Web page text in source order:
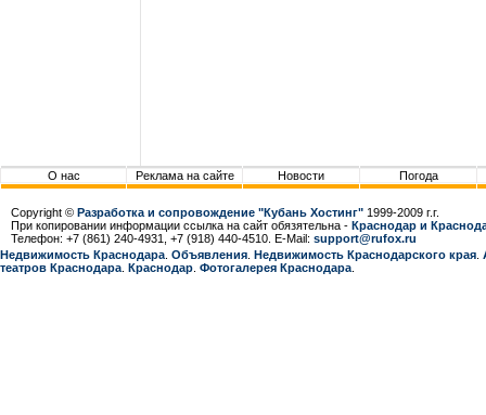
О нас Реклама на сайте Новости Погода
Copyright © Разработка и сопровождение "Кубань Хостинг" 1999-2009 г.г.
При копировании информации ссылка на сайт обязятельна - Краснодар и
Телефон: +7 (861) 240-4931, +7 (918) 440-4510. E-Mail: support@rufox.ru
Недвижимость Краснодара Объявления Недвижимость Краснодарcкого края
театров Краснодара Краснодар Фотогалерея Краснодара